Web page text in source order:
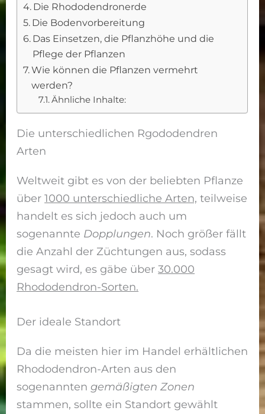
Die Rhododendronerde
Die Bodenvorbereitung
Das Einsetzen, die Pflanzhöhe und die
Pflege der Pflanzen
Wie können die Pflanzen vermehrt
werden?
Ähnliche Inhalte:
Die unterschiedlichen Rgododendren
Arten
Weltweit gibt es von der beliebten Pflanze
über1000 unterschiedliche Arten, teilweise
handelt es sich jedoch auch um
sogenannte Dopplungen. Noch größer fällt
die Anzahl der Züchtungen aus, sodass
gesagt wird, es gäbe über30.000
Rhododendron-Sorten.
Der ideale Standort
Da die meisten hier im Handel erhältlichen
Rhododendron-Arten aus den
sogenannten gemäßigten Zonen
stammen, sollte ein Standort gewählt